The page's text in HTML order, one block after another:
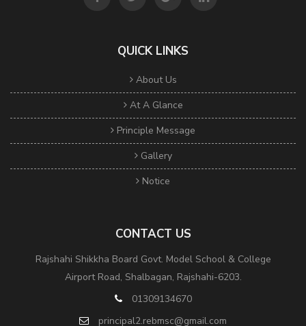
QUICK LINKS
About Us
At A Glance
Principle Message
Gallery
Notice
CONTACT US
Rajshahi Shikkha Board Govt. Model School & College
Airport Road, Shalbagan, Rajshahi-6203.
01309134670
principal2.rebmsc@gmail.com